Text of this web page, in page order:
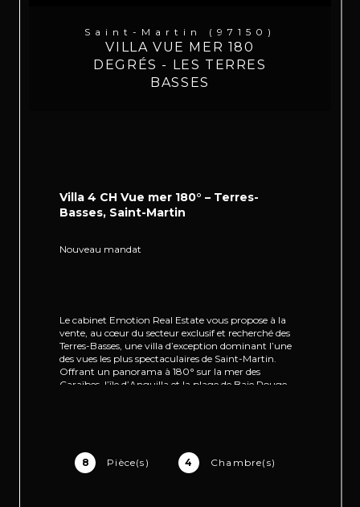
Saint-Martin (97150)
VILLA VUE MER 180
DEGRÉS - LES TERRES
BASSES
8 Pièce(s) 4 Chambre(s)
Villa 4 CH Vue mer 180° – Terres-
Basses, Saint-Martin
Nouveau mandat
Le cabinet Emotion Real Estate vous propose à la
vente, au cœur du secteur exclusif et recherché des
Terres-Basses, une villa d’exception dominant l’une
des vues les plus spectaculaires de Saint-Martin.
Offrant un panorama à 180° sur la mer des
Caraïbes, l’île d’Anguilla et la plage de Baie Rouge,